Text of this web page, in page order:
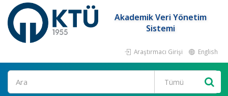
Akademik Veri Yönetim
Sistemi
Araştırmacı Girişi English
Ara